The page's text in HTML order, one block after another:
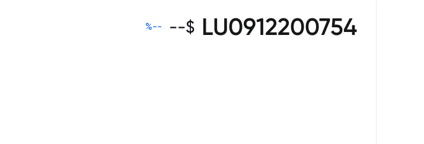
LU0912200754
$
--
--
%